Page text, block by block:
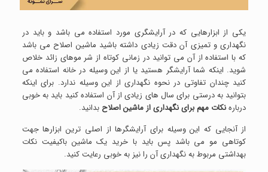
یکی از ابزارهایی که در آرایشگری مورد استفاده می باشد و باید در
نگهداری و تمیزی آن دقت زیادی داشته باشید ماشین اصلاح می باشد
که با استفاده از آن می توانید در زمانی کوتاه از شر موهای زائد خلاص
شوید. اینکه شما آرایشگر هستید یا از این وسیله در خانه استفاده می
کنید چندان تفاوتی در نحوه نگهداری از این وسیله ندارد. برای اینکه
بتوانید به درستی برای سال های زیادی از آن استفاده کنید باید به خوبی
دربارهنکات مهم برای نگهداری از ماشین اصلاح بدانید.
از آنجایی که این وسیله برای آرایشگرها از اصلی ترین ابزارها جهت
کوتاهی مو می باشد پس باید با خرید یک ماشین باکیفیت نکات
بهداشتی مربوط به نگهداری آن را نیز به خوبی رعایت کنید.